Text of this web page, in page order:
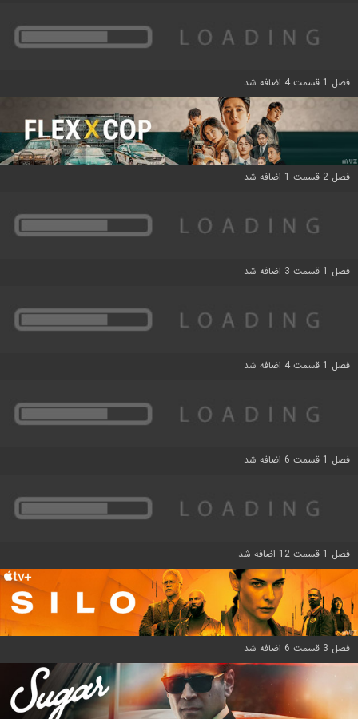
فصل 1 قسمت 4 اضافه شد
فصل 2 قسمت 1 اضافه شد
فصل 1 قسمت 3 اضافه شد
فصل 1 قسمت 4 اضافه شد
فصل 1 قسمت 6 اضافه شد
فصل 1 قسمت 12 اضافه شد
فصل 3 قسمت 6 اضافه شد